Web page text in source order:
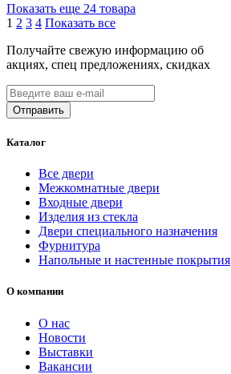
Показать еще 24 товара
1 2 3 4 Показать все
Получайте свежую информацию об
акциях, спец предложениях, скидках
Каталог
Все двери
Межкомнатные двери
Входные двери
Изделия из стекла
Двери специального назначения
Фурнитура
Напольные и настенные покрытия
О компании
О нас
Новости
Выставки
Вакансии